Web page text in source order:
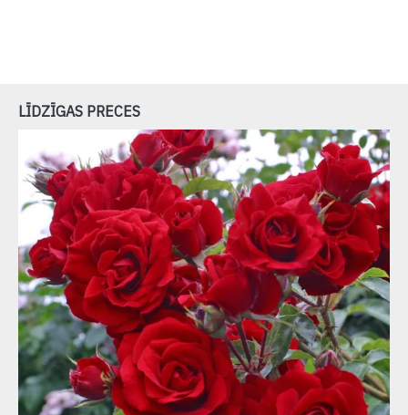
LĪDZĪGAS PRECES